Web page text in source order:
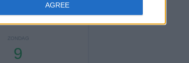
AGREE
ZONDAG
9